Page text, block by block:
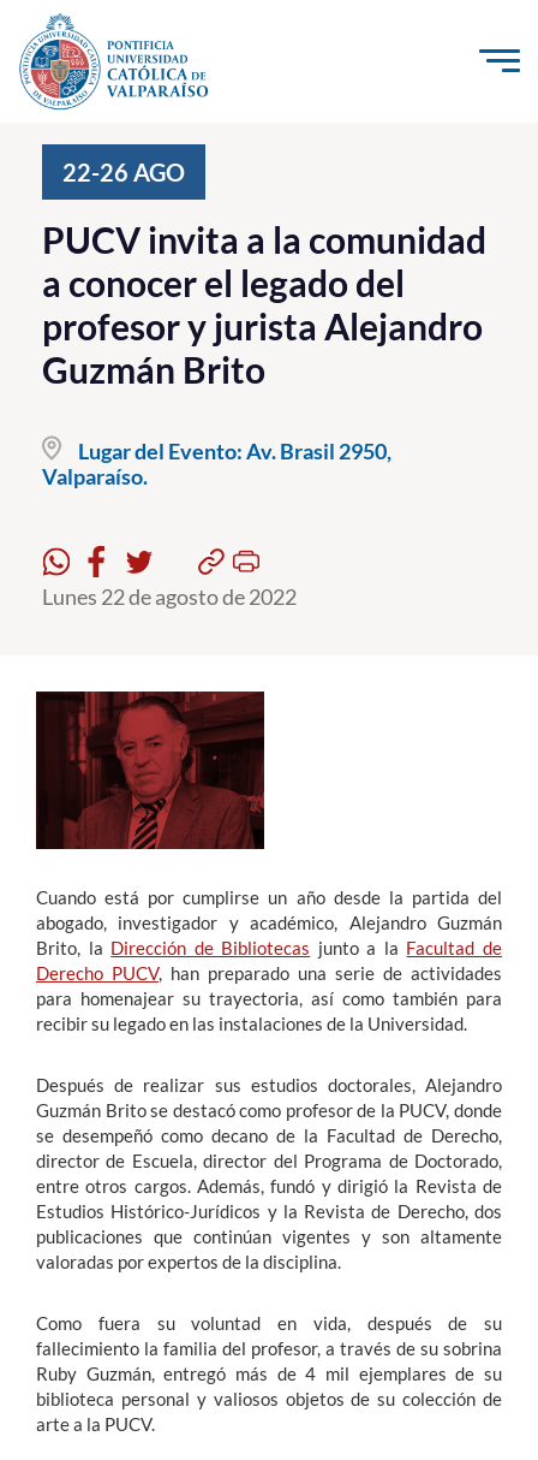
Click acá para ir directamente al contenido
Investigación, Creación e Innovación
PUCV Internacional
Vinculación con el Medio
Admisión
Pregrado
Postgrado
Estudiantes
Funcionarios
Alumni
English
22-26 AGO
PUCV invita a la comunidad
a conocer el legado del
profesor y jurista Alejandro
Guzmán Brito
Lugar del Evento:Av. Brasil 2950,
Valparaíso.
Lunes 22 de agosto de 2022
Cuando está por cumplirse un año desde la partida del
abogado, investigador y académico, Alejandro Guzmán
Brito, la Dirección de Bibliotecas junto a la Facultad de
Derecho PUCV, han preparado una serie de actividades
para homenajear su trayectoria, así como también para
recibir su legado en las instalaciones de la Universidad.
Después de realizar sus estudios doctorales, Alejandro
Guzmán Brito se destacó como profesor de la PUCV, donde
se desempeñó como decano de la Facultad de Derecho,
director de Escuela, director del Programa de Doctorado,
entre otros cargos. Además, fundó y dirigió la Revista de
Estudios Histórico-Jurídicos y la Revista de Derecho, dos
publicaciones que continúan vigentes y son altamente
valoradas por expertos de la disciplina.
Como fuera su voluntad en vida, después de su
fallecimiento la familia del profesor, a través de su sobrina
Ruby Guzmán, entregó más de 4 mil ejemplares de su
biblioteca personal y valiosos objetos de su colección de
arte a la PUCV.